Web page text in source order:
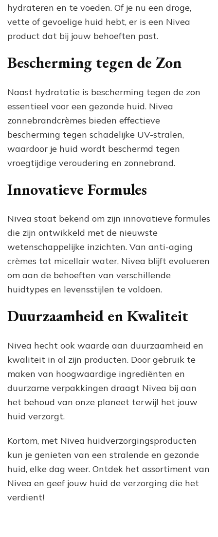
hydrateren en te voeden. Of je nu een droge,
vette of gevoelige huid hebt, er is een Nivea
product dat bij jouw behoeften past.
Bescherming tegen de Zon
Naast hydratatie is bescherming tegen de zon
essentieel voor een gezonde huid. Nivea
zonnebrandcrèmes bieden effectieve
bescherming tegen schadelijke UV-stralen,
waardoor je huid wordt beschermd tegen
vroegtijdige veroudering en zonnebrand.
Innovatieve Formules
Nivea staat bekend om zijn innovatieve formules
die zijn ontwikkeld met de nieuwste
wetenschappelijke inzichten. Van anti-aging
crèmes tot micellair water, Nivea blijft evolueren
om aan de behoeften van verschillende
huidtypes en levensstijlen te voldoen.
Duurzaamheid en Kwaliteit
Nivea hecht ook waarde aan duurzaamheid en
kwaliteit in al zijn producten. Door gebruik te
maken van hoogwaardige ingrediënten en
duurzame verpakkingen draagt Nivea bij aan
het behoud van onze planeet terwijl het jouw
huid verzorgt.
Kortom, met Nivea huidverzorgingsproducten
kun je genieten van een stralende en gezonde
huid, elke dag weer. Ontdek het assortiment van
Nivea en geef jouw huid de verzorging die het
verdient!